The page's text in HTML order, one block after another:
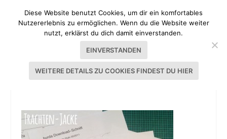
DIRNDL SEW ALONG 2014
Diese Website benutzt Cookies, um dir ein komfortables
Nutzererlebnis zu ermöglichen. Wenn du die Website weiter
nutzt, erklärst du dich damit einverstanden.
EINVERSTANDEN
WEITERE DETAILS ZU COOKIES FINDEST DU HIER